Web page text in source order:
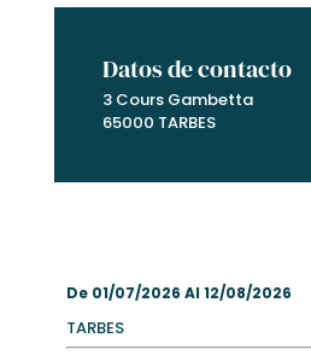
Datos de contacto
3 Cours Gambetta
65000 TARBES
De 01/07/2026 Al 12/08/2026
TARBES